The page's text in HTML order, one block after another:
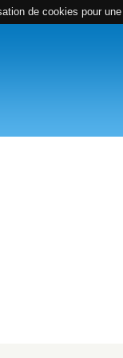
de cookies pour